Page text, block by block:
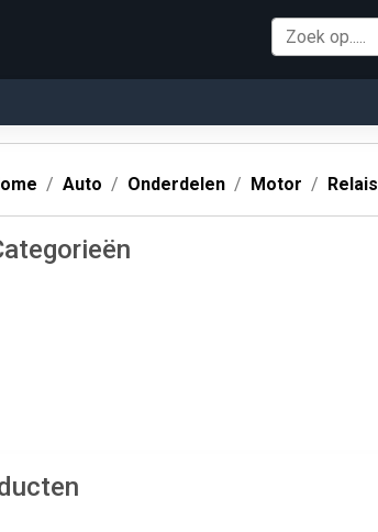
Auto Onderdelen Motor Relais